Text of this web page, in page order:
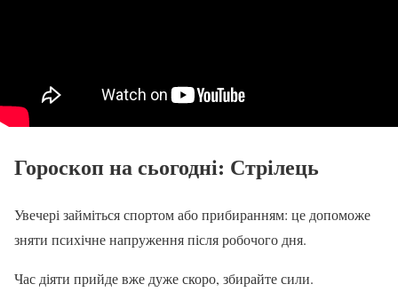
Гороскоп на сьогодні: Стрілець
Увечері займіться спортом або прибиранням: це допоможе
зняти психічне напруження після робочого дня.
Час діяти прийде вже дуже скоро, збирайте сили.